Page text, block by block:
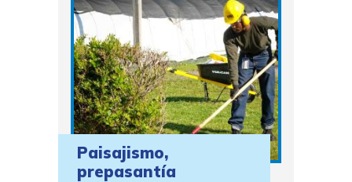
Paisajismo,
prepasantía